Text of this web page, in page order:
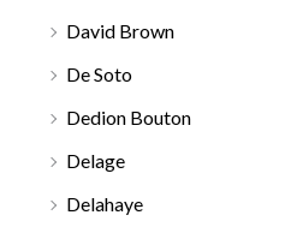
David Brown
De Soto
Dedion Bouton
Delage
Delahaye